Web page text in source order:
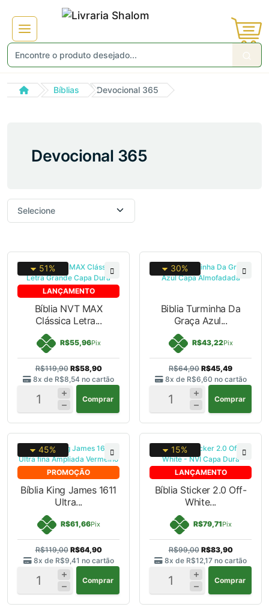
Bíblias Devocional 365
Devocional 365
LANÇAMENTO
51%
Bíblia NVT MAX
Clássica Letra...
R$55,96Pix
R$119,90 R$58,90
8x de R$8,54 no cartão
Comprar
30%
Biblia Turminha Da
Graça Azul...
R$43,22Pix
R$64,90 R$45,49
8x de R$6,60 no cartão
Comprar
PROMOÇÃO
45%
Bíblia King James 1611
Ultra...
R$61,66Pix
R$119,00 R$64,90
8x de R$9,41 no cartão
Comprar
LANÇAMENTO
15%
Bíblia Sticker 2.0 Off-
White...
R$79,71Pix
R$99,00 R$83,90
8x de R$12,17 no cartão
Comprar
Não gosto de promoções! Enviar